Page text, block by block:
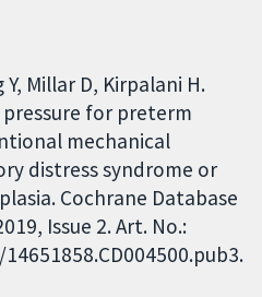
Millar D, Kirpalani H.
for preterm
mechanical
distress syndrome or
Cochrane Database
Issue 2. Art. No.: